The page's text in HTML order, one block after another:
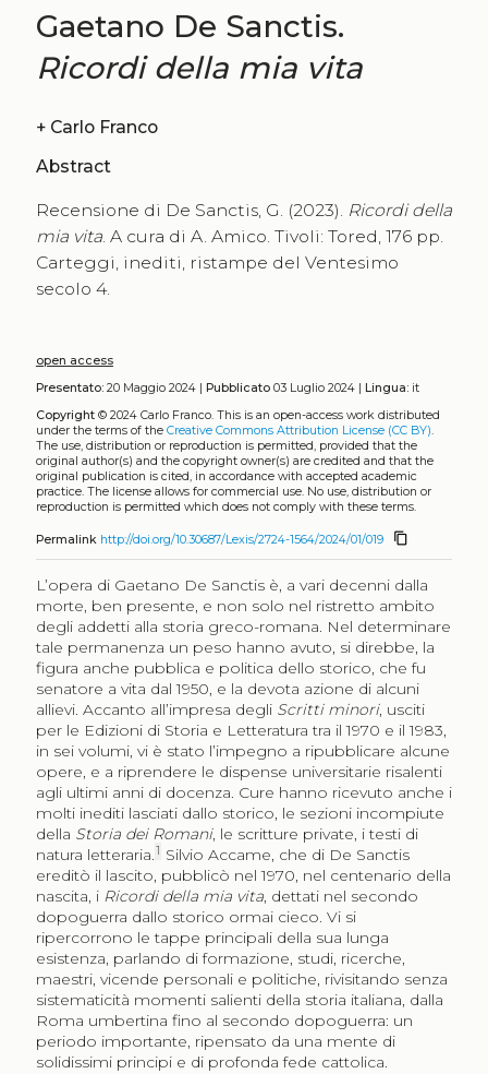
Gaetano De Sanctis.
Ricordi della mia vita
+ Carlo Franco
Abstract
Recensione di De Sanctis, G. (2023). Ricordi della
mia vita. A cura di A. Amico. Tivoli: Tored, 176 pp.
Carteggi, inediti, ristampe del Ventesimo
secolo 4.
open access
Presentato:20 Maggio 2024 | Pubblicato03 Luglio 2024 | Lingua:it
Copyright© 2024 Carlo Franco. This is an open-access work distributed
under the terms of the Creative Commons Attribution License (CC BY).
The use, distribution or reproduction is permitted, provided that the
original author(s) and the copyright owner(s) are credited and that the
original publication is cited, in accordance with accepted academic
practice. The license allows for commercial use. No use, distribution or
reproduction is permitted which does not comply with these terms.
Permalink http://doi.org/10.30687/Lexis/2724-1564/2024/01/019 content_copy
L’opera di Gaetano De Sanctis è, a vari decenni dalla
morte, ben presente, e non solo nel ristretto ambito
degli addetti alla storia greco-romana. Nel determinare
tale permanenza un peso hanno avuto, si direbbe, la
figura anche pubblica e politica dello storico, che fu
senatore a vita dal 1950, e la devota azione di alcuni
allievi. Accanto all’impresa degli Scritti minori, usciti
per le Edizioni di Storia e Letteratura tra il 1970 e il 1983,
in sei volumi, vi è stato l’impegno a ripubblicare alcune
opere, e a riprendere le dispense universitarie risalenti
agli ultimi anni di docenza. Cure hanno ricevuto anche i
molti inediti lasciati dallo storico, le sezioni incompiute
della Storia dei Romani, le scritture private, i testi di
natura letteraria.1 Silvio Accame, che di De Sanctis
ereditò il lascito, pubblicò nel 1970, nel centenario della
nascita, i Ricordi della mia vita, dettati nel secondo
dopoguerra dallo storico ormai cieco. Vi si
ripercorrono le tappe principali della sua lunga
esistenza, parlando di formazione, studi, ricerche,
maestri, vicende personali e politiche, rivisitando senza
sistematicità momenti salienti della storia italiana, dalla
Roma umbertina fino al secondo dopoguerra: un
periodo importante, ripensato da una mente di
solidissimi principi e di profonda fede cattolica.